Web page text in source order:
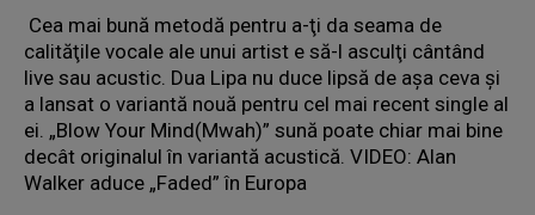
Cea mai bună metodă pentru a-ţi da seama de
calităţile vocale ale unui artist e să-l asculţi cântând
live sau acustic. Dua Lipa nu duce lipsă de aşa ceva şi
a lansat o variantă nouă pentru cel mai recent single al
ei. „Blow Your Mind(Mwah)” sună poate chiar mai bine
decât originalul în variantă acustică. VIDEO: Alan
Walker aduce „Faded” în Europa